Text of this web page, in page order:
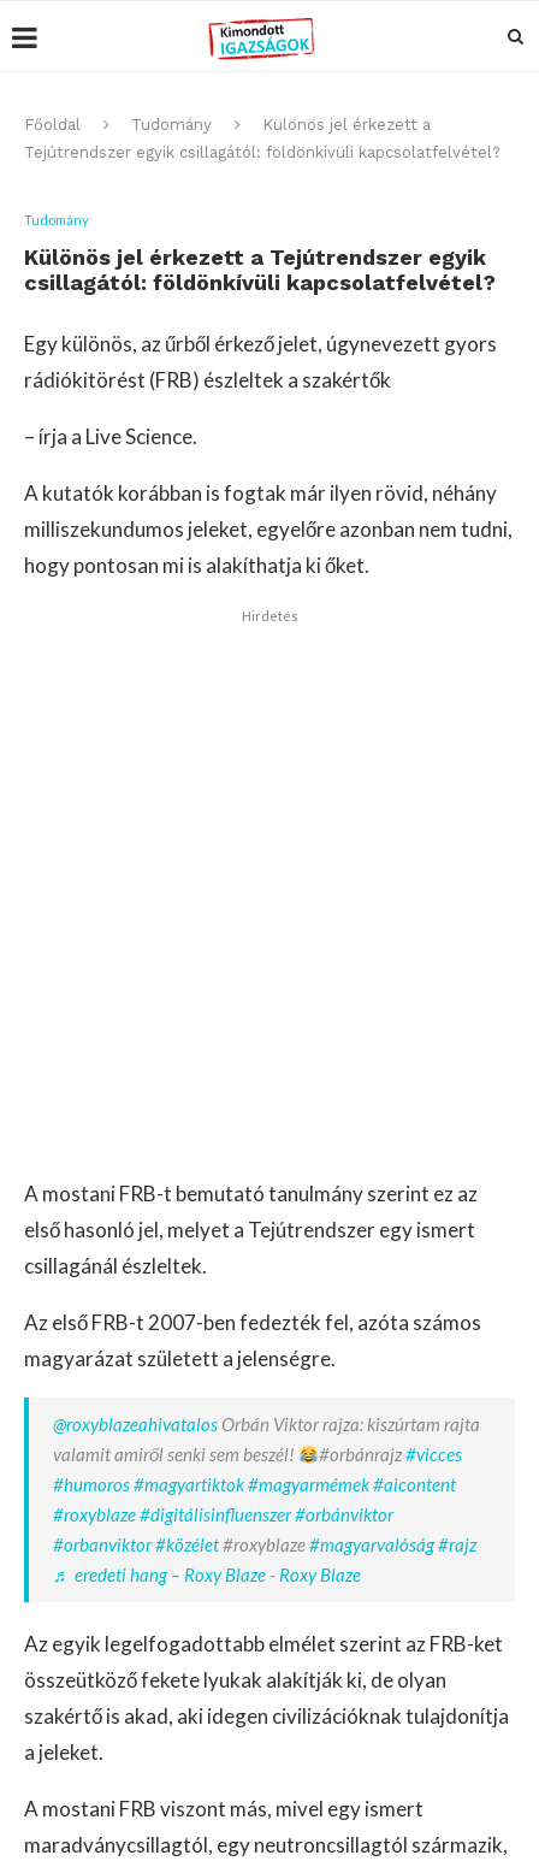
Főoldal Tudomány
Különös jel érkezett a
Tejútrendszer egyik csillagától: földönkívüli kapcsolatfelvétel?
Tudomány
Különös jel érkezett a Tejútrendszer egyik
csillagától: földönkívüli kapcsolatfelvétel?
Egy különös, az űrből érkező jelet, úgynevezett gyors
rádiókitörést (FRB) észleltek a szakértők
– írja a Live Science.
A kutatók korábban is fogtak már ilyen rövid, néhány
milliszekundumos jeleket, egyelőre azonban nem tudni,
hogy pontosan mi is alakíthatja ki őket.
Hirdetés
A mostani FRB-t bemutató tanulmány szerint ez az
első hasonló jel, melyet a Tejútrendszer egy ismert
csillagánál észleltek.
Az első FRB-t 2007-ben fedezték fel, azóta számos
magyarázat született a jelenségre.
@roxyblazeahivatalosOrbán Viktor rajza: kiszúrtam rajta
valamit amiről senki sem beszél!
#orbánrajz#vicces
#humoros#magyartiktok#magyarmémek#aicontent
#roxyblaze#digitálisinfluenszer#orbánviktor
#orbanviktor#közélet#roxyblaze#magyarvalóság#rajz
♬ eredeti hang – Roxy Blaze - Roxy Blaze
Az egyik legelfogadottabb elmélet szerint az FRB-ket
összeütköző fekete lyukak alakítják ki, de olyan
szakértő is akad, aki idegen civilizációknak tulajdonítja
a jeleket.
A mostani FRB viszont más, mivel egy ismert
maradványcsillagtól, egy neutroncsillagtól származik,